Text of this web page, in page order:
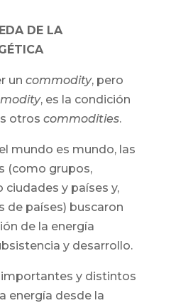
DE LA
un commodity, pero
, es la condición
otros commodities.
mundo es mundo, las
(como grupos,
y países y,
de países) buscaron
de la energía
y desarrollo.
y distintos
energía desde la